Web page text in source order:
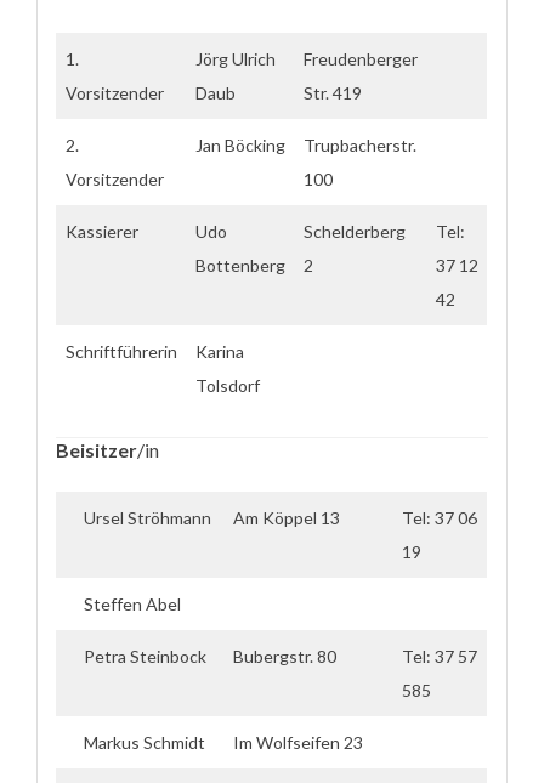
1.
Vorsitzender
Jörg Ulrich
Daub
Freudenberger
Str. 419
2.
Vorsitzender
Jan Böcking
Trupbacherstr.
100
Kassierer
Udo
Bottenberg
Schelderberg
2
Tel:
37 12
42
Schriftführerin
Karina
Tolsdorf
Beisitzer/in
Ursel Ströhmann Am Köppel 13
Tel: 37 06
19
Steffen Abel
Petra Steinbock Bubergstr. 80
Tel: 37 57
585
Markus Schmidt Im Wolfseifen 23